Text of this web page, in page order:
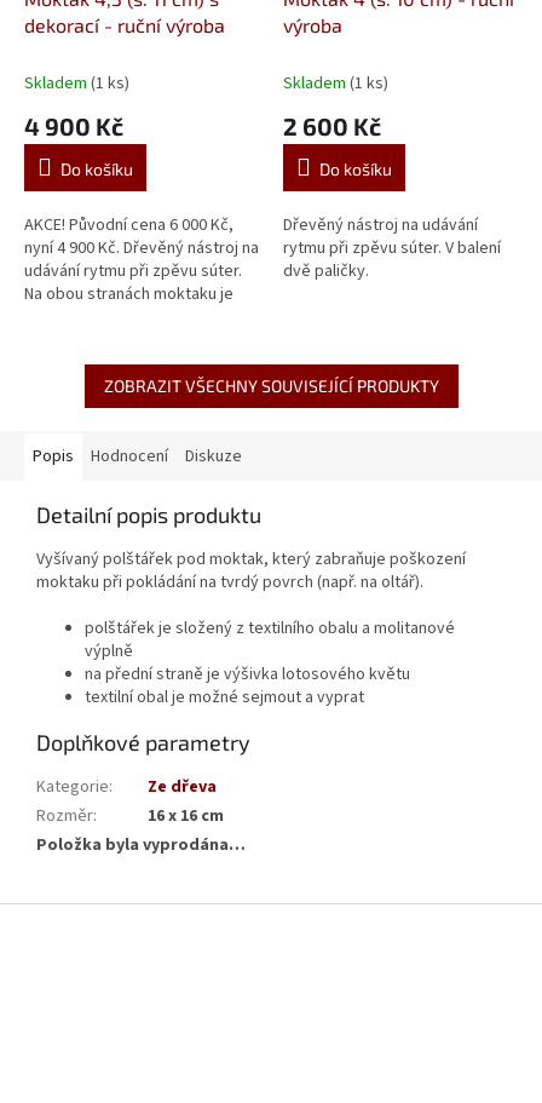
dekorací - ruční výroba
Skladem (1 ks)
4 900 Kč
Do košíku
AKCE! Původní cena 6 000 Kč,
nyní 4 900 Kč. Dřevěný nástroj na
udávání rytmu při zpěvu súter.
Na obou stranách moktaku je
výroba
Skladem (1 ks)
2 600 Kč
Do košíku
Dřevěný nástroj na udávání
rytmu při zpěvu súter. V balení
dvě paličky.
ZOBRAZIT VŠECHNY SOUVISEJÍCÍ PRODUKTY
Popis Hodnocení Diskuze
Detailní popis produktu
Vyšívaný polštářek pod moktak, který zabraňuje poškození
moktaku při pokládání na tvrdý povrch (např. na oltář).
polštářek je složený z textilního obalu a molitanové
výplně
na přední straně je výšivka lotosového květu
textilní obal je možné sejmout a vyprat
Doplňkové parametry
Kategorie:
Ze dřeva
Rozměr:
16 x 16 cm
Položka byla vyprodána…